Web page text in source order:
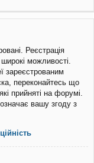
Реєстрація
можливості.
зареєстрованим
переконайтесь що
прийняті на форумі.
вашу згоду з